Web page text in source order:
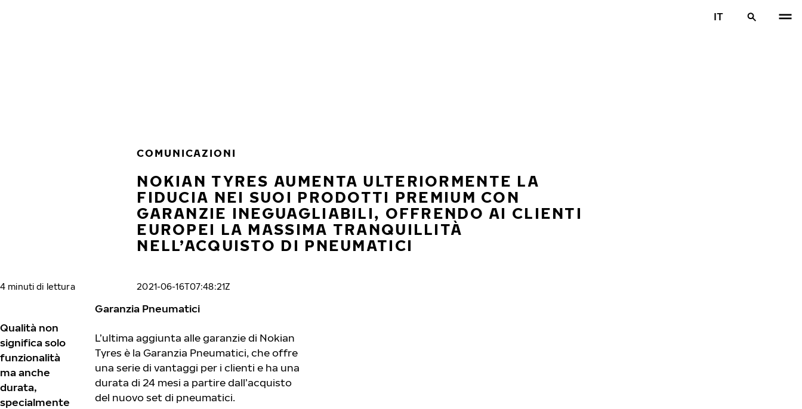
IT
COMUNICAZIONI
NOKIAN TYRES AUMENTA ULTERIORMENTE LA
FIDUCIA NEI SUOI PRODOTTI PREMIUM CON
GARANZIE INEGUAGLIABILI, OFFRENDO AI CLIENTI
EUROPEI LA MASSIMA TRANQUILLITÀ
NELL’ACQUISTO DI PNEUMATICI
4 minuti di lettura 2021-06-16T07:48:21Z
Qualità non
significa solo
funzionalità
ma anche
durata,
specialmente
Garanzia Pneumatici
L’ultima aggiunta alle garanzie di Nokian
Tyres è la Garanzia Pneumatici, che offre
una serie di vantaggi per i clienti e ha una
durata di 24 mesi a partire dall’acquisto
del nuovo set di pneumatici.